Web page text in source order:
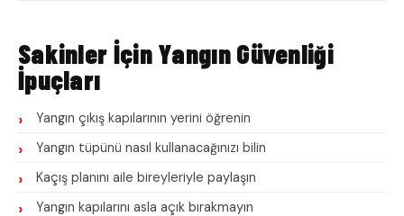
Sakinler İçin Yangın Güvenliği
İpuçları
Yangın çıkış kapılarının yerini öğrenin
Yangın tüpünü nasıl kullanacağınızı bilin
Kaçış planını aile bireyleriyle paylaşın
Yangın kapılarını asla açık bırakmayın